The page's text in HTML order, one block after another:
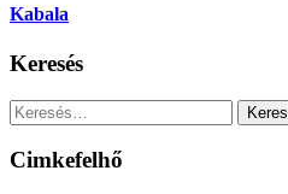
Kabala
Keresés
Keresés:
Cimkefelhő